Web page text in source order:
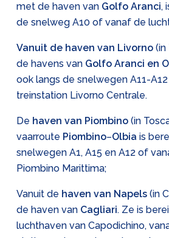
met de haven van Golfo Aranci,
de snelweg A10 of vanaf de
Vanuit de haven van Livorno (in
de havens van Golfo Aranci en
ook langs de snelwegen A11-
treinstation Livorno Centrale.
De haven van Piombino (in
vaarroute Piombino–Olbia is
snelwegen A1, A15 en A12 of
Piombino Marittima;
Vanuit de haven van Napels (in
de haven van Cagliari. Ze is
luchthaven van Capodichino,